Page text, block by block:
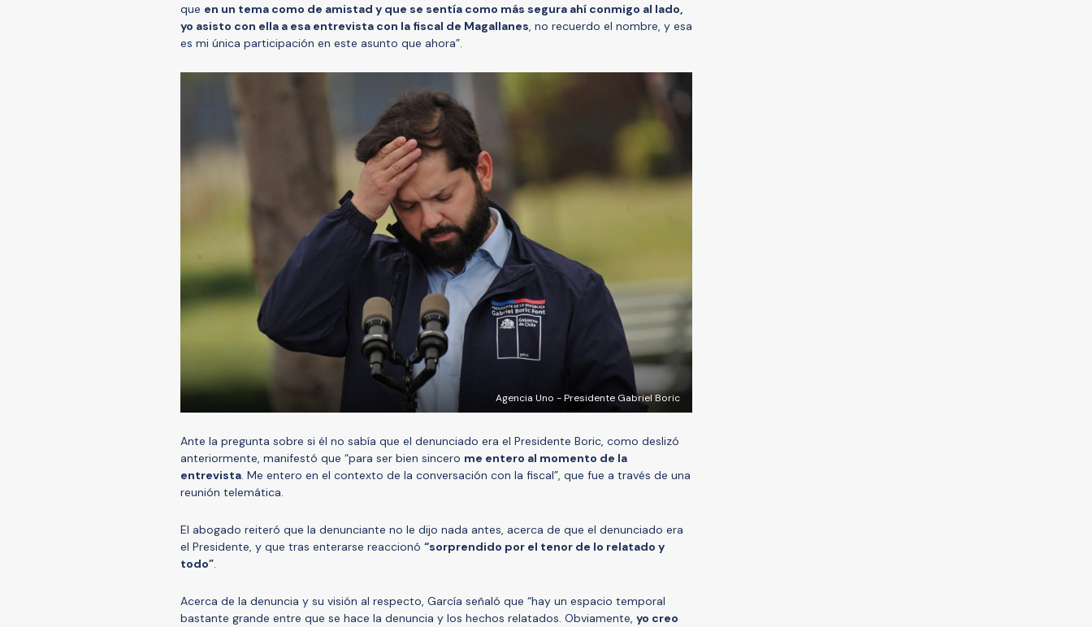
que en un tema como de amistad y que se sentía como más segura ahí conmigo al lado,
yo asisto con ella a esa entrevista con la fiscal de Magallanes, no recuerdo el nombre, y esa
es mi única participación en este asunto que ahora”.
Agencia Uno - Presidente Gabriel Boric
Ante la pregunta sobre si él no sabía que el denunciado era el Presidente Boric, como deslizó
anteriormente, manifestó que “para ser bien sincero me entero al momento de la
entrevista. Me entero en el contexto de la conversación con la fiscal”, que fue a través de una
reunión telemática.
El abogado reiteró que la denunciante no le dijo nada antes, acerca de que el denunciado era
el Presidente, y que tras enterarse reaccionó “sorprendido por el tenor de lo relatado y
todo”.
Acerca de la denuncia y su visión al respecto, García señaló que “hay un espacio temporal
bastante grande entre que se hace la denuncia y los hechos relatados. Obviamente, yo creo